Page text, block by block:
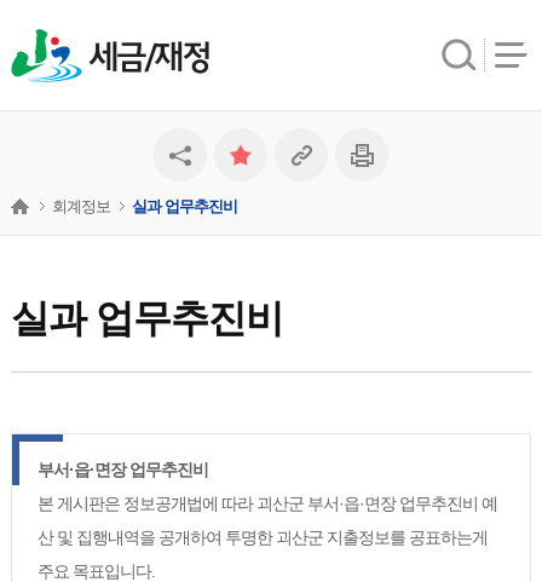
세금/재정
실과 업무추진비
회계정보 실과 업무추진비
부서·읍·면장 업무추진비
본 게시판은 정보공개법에 따라 괴산군 부서·읍·면장 업무추진비 예
산 및 집행내역을 공개하여 투명한 괴산군 지출정보를 공표하는게
주요 목표입니다.